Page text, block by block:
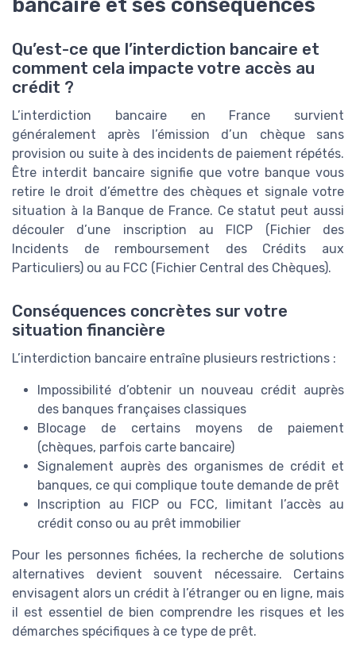
bancaire et ses conséquences
Qu’est-ce que l’interdiction bancaire et
comment cela impacte votre accès au
crédit ?
L’interdiction bancaire en France survient
généralement après l’émission d’un chèque sans
provision ou suite à des incidents de paiement répétés.
Être interdit bancaire signifie que votre banque vous
retire le droit d’émettre des chèques et signale votre
situation à la Banque de France. Ce statut peut aussi
découler d’une inscription au FICP (Fichier des
Incidents de remboursement des Crédits aux
Particuliers) ou au FCC (Fichier Central des Chèques).
Conséquences concrètes sur votre
situation financière
L’interdiction bancaire entraîne plusieurs restrictions :
Impossibilité d’obtenir un nouveau crédit auprès
des banques françaises classiques
Blocage de certains moyens de paiement
(chèques, parfois carte bancaire)
Signalement auprès des organismes de crédit et
banques, ce qui complique toute demande de prêt
Inscription au FICP ou FCC, limitant l’accès au
crédit conso ou au prêt immobilier
Pour les personnes fichées, la recherche de solutions
alternatives devient souvent nécessaire. Certains
envisagent alors un crédit à l’étranger ou en ligne, mais
il est essentiel de bien comprendre les risques et les
démarches spécifiques à ce type de prêt.